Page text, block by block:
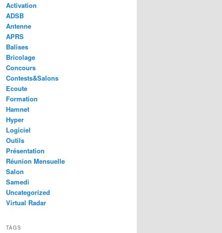
Activation
ADSB
Antenne
APRS
Balises
Bricolage
Concours
Contests&Salons
Ecoute
Formation
Hamnet
Hyper
Logiciel
Outils
Présentation
Réunion Mensuelle
Salon
Samedi
Uncategorized
Virtual Radar
TAGS